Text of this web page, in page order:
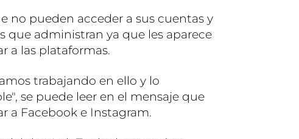
no pueden acceder a sus cuentas y
que administran ya que les aparece
a las plataformas.
trabajando en ello y lo
se puede leer en el mensaje que
a Facebook e Instagram.